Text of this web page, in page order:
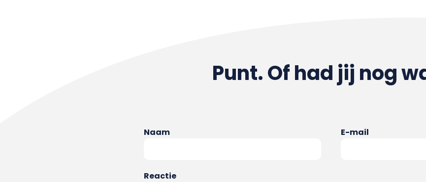
Punt. Of had jij nog
Naam E-mail
Reactie